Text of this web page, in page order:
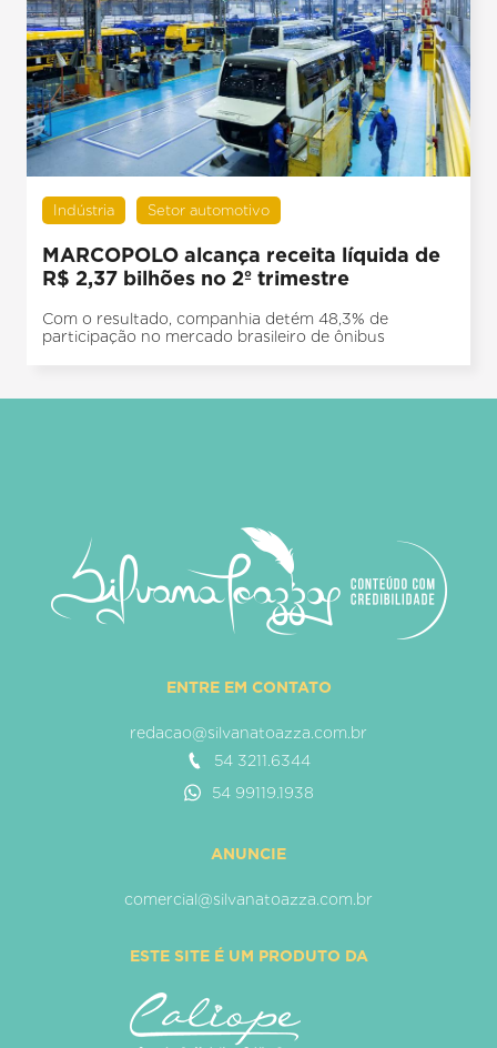
Indústria Setor automotivo
MARCOPOLO alcança receita líquida de
R$ 2,37 bilhões no 2º trimestre
Com o resultado, companhia detém 48,3% de
participação no mercado brasileiro de ônibus
ENTRE EM CONTATO
redacao@silvanatoazza.com.br
54 3211.6344
54 99119.1938
ANUNCIE
comercial@silvanatoazza.com.br
ESTE SITE É UM PRODUTO DA